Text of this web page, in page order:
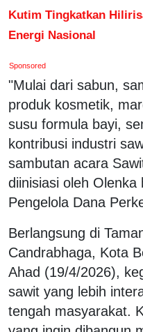
Kutim Tingkatkan
Energi Nasional
Sponsored
"Mulai dari sabun,
produk kosmetik,
susu formula bayi,
kontribusi industri
sambutan acara
diinisiasi oleh
Pengelola Dana
Berlangsung di
Candrabhaga, Kota
Ahad (19/4/2026),
sawit yang lebih
tengah masyarakat.